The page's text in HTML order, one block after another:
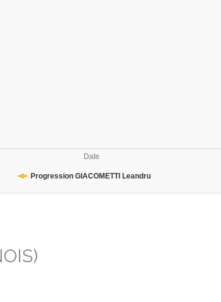
Date
Progression GIACOMETTI Leandru